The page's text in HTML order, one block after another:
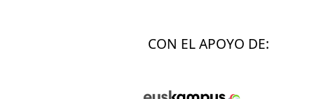
CON EL APOYO DE: